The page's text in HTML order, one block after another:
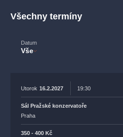
Všechny termíny
Datum
Vše
Utorok 16.2.2027 19:30
Sál Pražské konzervatoře
Praha
350 - 400 Kč